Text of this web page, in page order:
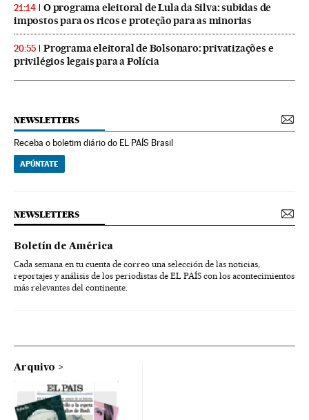
21:14
O programa eleitoral de Lula da Silva: subidas de
impostos para os ricos e proteção para as minorias
20:55
Programa eleitoral de Bolsonaro: privatizações e
privilégios legais para a Polícia
NEWSLETTERS
Receba o boletim diário do EL PAÍS Brasil
APÚNTATE
NEWSLETTERS
Boletín de América
Cada semana en tu cuenta de correo una selección de las noticias,
reportajes y análisis de los periodistas de EL PAÍS con los acontecimientos
más relevantes del continente.
Arquivo